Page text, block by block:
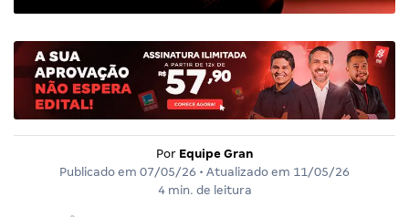
Por Equipe Gran
Publicado em 07/05/26 • Atualizado em 11/05/26
4 min. de leitura